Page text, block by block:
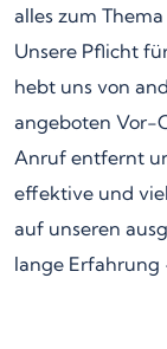
alles zum
Unsere Pflicht
hebt uns von
angeboten Vor-
Anruf entfernt
effektive und
auf unseren
lange Erfahrung